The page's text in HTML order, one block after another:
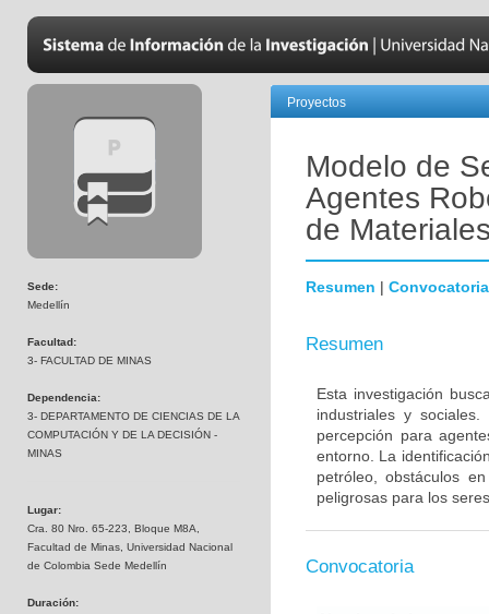
Sede:
Medellín
Facultad:
3- FACULTAD DE MINAS
Dependencia:
3- DEPARTAMENTO DE CIENCIAS DE LA
COMPUTACIÓN Y DE LA DECISIÓN -
MINAS
Lugar:
Cra. 80 Nro. 65-223, Bloque M8A,
Facultad de Minas, Universidad Nacional
de Colombia Sede Medellín
Duración:
Proyectos
Modelo de
Agentes
de
Resumen | Convocatoria
Resumen
Esta investigación
industriales y
percepción para
entorno. La
petróleo, obstáculos
peligrosas para los
Convocatoria